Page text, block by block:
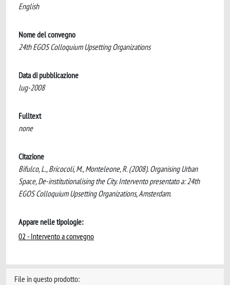
English
Nome del convegno
24th EGOS Colloquium Upsetting Organizations
Data di pubblicazione
lug-2008
Fulltext
none
Citazione
Bifulco, L., Bricocoli, M., Monteleone, R. (2008). Organising Urban
Space, De-institutionalising the City. Intervento presentato a: 24th
EGOS Colloquium Upsetting Organizations, Amsterdam.
Appare nelle tipologie:
02 - Intervento a convegno
File in questo prodotto: